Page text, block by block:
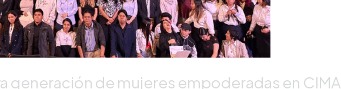
generación de mujeres empoderadas en CIMA